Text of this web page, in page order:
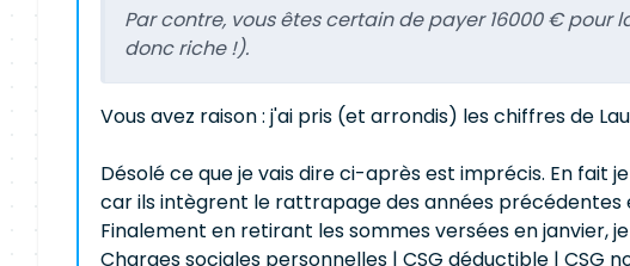
Par contre, vous êtes certain de payer 16000 € pour
donc riche !).
Vous avez raison : j'ai pris (et arrondis) les chiffres de
Désolé ce que je vais dire ci-après est imprécis. En fait
car ils intègrent le rattrapage des années précédentes
Finalement en retirant les sommes versées en janvier,
Charges sociales personnelles | CSG déductible | CSG